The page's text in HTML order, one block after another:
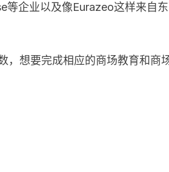
企业以及像Eurazeo这样来自
想要完成相应的商场教育和商